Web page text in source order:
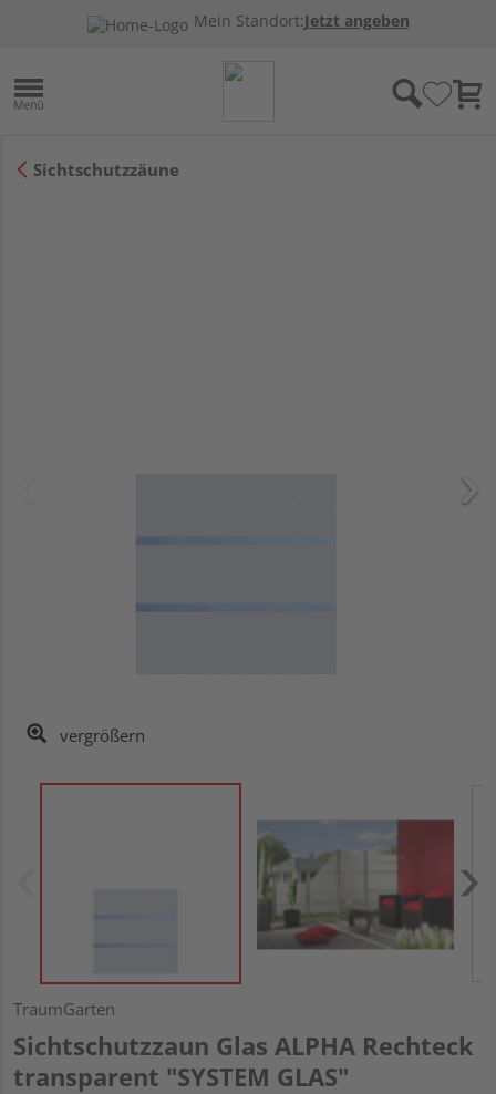
Mein Standort:Jetzt angeben
Sichtschutzzäune
vergrößern
TraumGarten
Sichtschutzzaun Glas ALPHA Rechteck
transparent "SYSTEM GLAS"